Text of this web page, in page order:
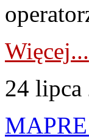
Więcej...
24 lipca
MAPRE